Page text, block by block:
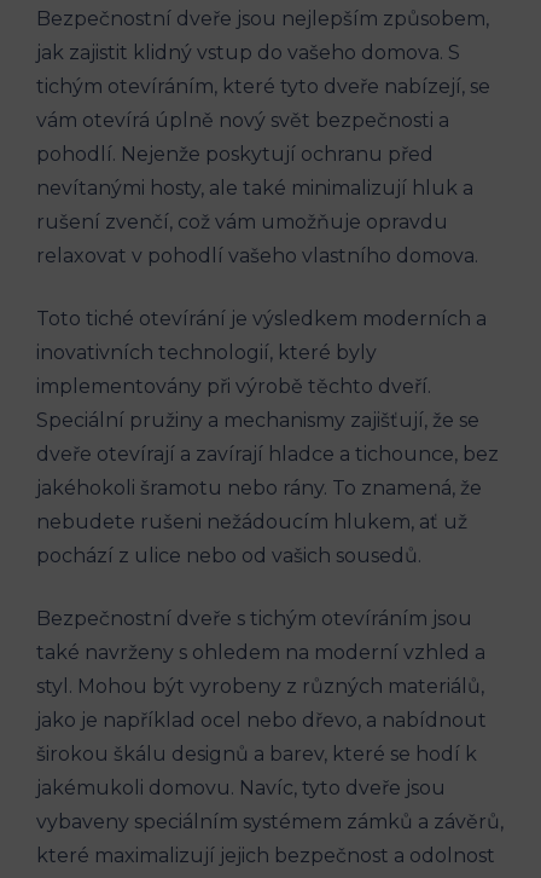
Bezpečnostní dveře jsou nejlepším způsobem,
jak zajistit klidný vstup do vašeho domova. S
tichým otevíráním, které tyto dveře nabízejí, se
vám otevírá úplně nový svět bezpečnosti a
pohodlí. Nejenže poskytují ochranu před
nevítanými hosty, ale také minimalizují hluk a
rušení zvenčí, což vám umožňuje opravdu
relaxovat v pohodlí vašeho vlastního domova.
Toto tiché otevírání je výsledkem moderních a
inovativních technologií, které byly
implementovány při výrobě těchto dveří.
Speciální pružiny a mechanismy zajišťují, že se
dveře otevírají a zavírají hladce a tichounce, bez
jakéhokoli šramotu nebo rány. To znamená, že
nebudete rušeni nežádoucím hlukem, ať už
pochází z ulice nebo od vašich sousedů.
Bezpečnostní dveře s tichým otevíráním jsou
také navrženy s ohledem na moderní vzhled a
styl. Mohou být vyrobeny z různých materiálů,
jako je například ocel nebo dřevo, a nabídnout
širokou škálu designů a barev, které se hodí k
jakémukoli domovu. Navíc, tyto dveře jsou
vybaveny speciálním systémem zámků a závěrů,
které maximalizují jejich bezpečnost a odolnost